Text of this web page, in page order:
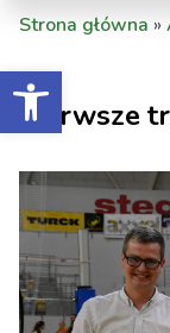
Otwórz pasek narzędzi
Strona główna »
Pierwsze